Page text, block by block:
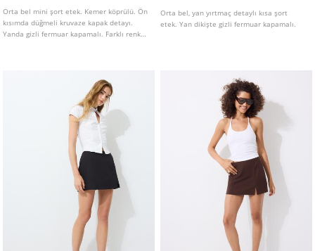
Orta bel mini şort etek. Kemer köprülü. Ön
kısımda düğmeli kruvaze kapak detayı.
Yanda gizli fermuar kapamalı. Farklı renk
Orta bel, yan yırtmaç detaylı kısa şort
etek. Yan dikişte gizli fermuar kapamalı.